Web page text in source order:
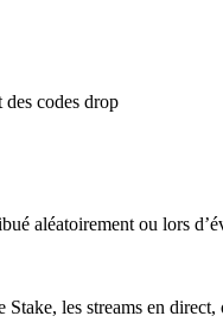
codes drop
aléatoirement ou lors
les streams en